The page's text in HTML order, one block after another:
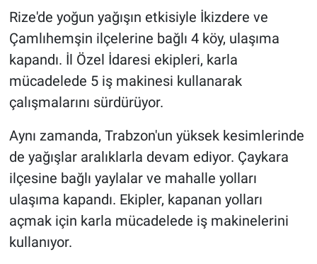
Rize'de yoğun yağışın etkisiyle İkizdere ve
Çamlıhemşin ilçelerine bağlı 4 köy, ulaşıma
kapandı. İl Özel İdaresi ekipleri, karla
mücadelede 5 iş makinesi kullanarak
çalışmalarını sürdürüyor.
Aynı zamanda, Trabzon'un yüksek kesimlerinde
de yağışlar aralıklarla devam ediyor. Çaykara
ilçesine bağlı yaylalar ve mahalle yolları
ulaşıma kapandı. Ekipler, kapanan yolları
açmak için karla mücadelede iş makinelerini
kullanıyor.
Magazin
Siyaset
Yaşam
Spor
Nöbetçi Eczaneler